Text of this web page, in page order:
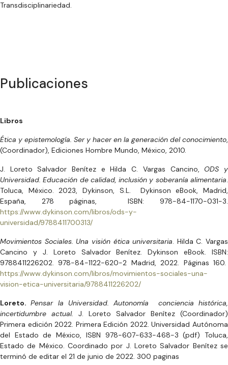
Transdisciplinariedad.
Publicaciones
Libros
Ética y epistemología. Ser y hacer en la generación del conocimiento,
(Coordinador), Ediciones Hombre Mundo, México, 2010.
J. Loreto Salvador Benítez e Hilda C. Vargas Cancino, ODS y
Universidad. Educación de calidad, inclusión y soberanía alimentaria.
Toluca, México. 2023, Dykinson, S.L. Dykinson eBook, Madrid,
España, 278 páginas, ISBN: 978-84-1170-031-3.
https://www.dykinson.com/libros/ods-y-
universidad/9788411700313/
Movimientos Sociales. Una visión ética universitaria. Hilda C. Vargas
Cancino y J. Loreto Salvador Benítez. Dykinson eBook. ISBN:
9788411226202. 978-84-1122-620-2 Madrid, 2022. Páginas 160.
https://www.dykinson.com/libros/movimientos-sociales-una-
vision-etica-universitaria/9788411226202/
Loreto.Pensar la Universidad. Autonomía conciencia histórica,
incertidumbre actual. J. Loreto Salvador Benítez (Coordinador)
Primera edición 2022. Primera Edición 2022. Universidad Autónoma
del Estado de México, ISBN 978-607-633-468-3 (pdf) Toluca,
Estado de México. Coordinado por J. Loreto Salvador Benítez se
terminó de editar el 21 de junio de 2022. 300 paginas